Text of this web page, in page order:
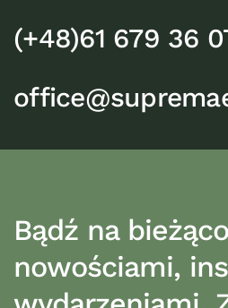
(+48)61 679 36
Bądź na
nowościami,